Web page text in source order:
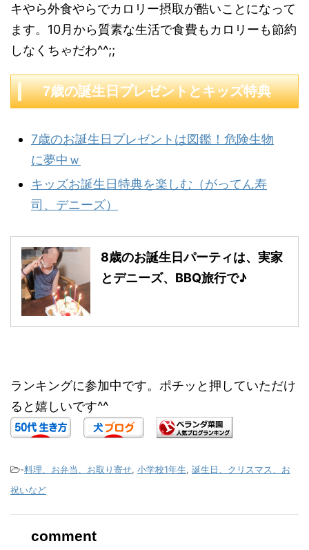
キやら外食やらでカロリー摂取が酷いことになって
ます。10月から質素な生活で食費もカロリーも節約
しなくちゃだわ^^;;
7歳の誕生日プレゼントとキッズ特典
7歳のお誕生日プレゼントは図鑑！危険生物
に夢中ｗ
キッズお誕生日特典を楽しむ（がってん寿
司、デニーズ）
8歳のお誕生日パーティは、実家
とデニーズ、BBQ旅行で♪
ランキングに参加中です。ポチッと押していただけ
ると嬉しいです^^
-料理、お弁当、お取り寄せ, 小学校1年生, 誕生日、クリスマス、お
祝いなど
comment